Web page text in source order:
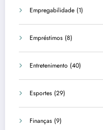
Empregabilidade (1)
Empréstimos (8)
Entretenimento (40)
Esportes (29)
Finanças (9)